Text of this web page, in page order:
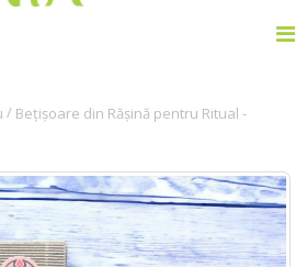
/ Bețișoare din Rășină pentru Ritual -